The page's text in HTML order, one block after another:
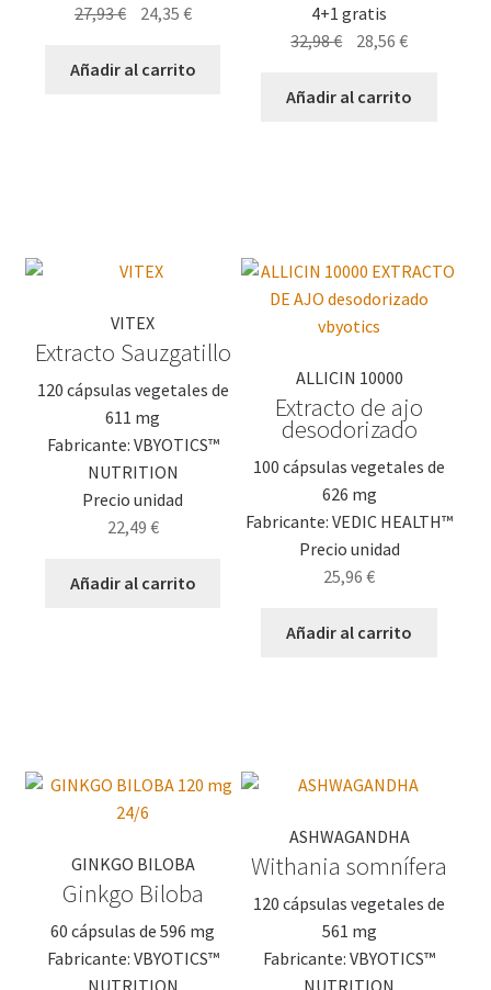
27,93€ El
original
24,35 €El
actual
Añadir al carrito
4+1 gratis
32,98€ El
original
28,56€El
actual
Añadir al carrito
VITEX
Extracto Sauzgatillo
120 cápsulas vegetales de
611 mg
Fabricante: VBYOTICS™
NUTRITION
Precio unidad
22,49 €
Añadir al carrito
ALLICIN 10000
Extracto de ajo
desodorizado
100 cápsulas vegetales de
626 mg
Fabricante: VEDIC HEALTH™
Precio unidad
25,96€
Añadir al carrito
GINKGO BILOBA
Ginkgo Biloba
60 cápsulas de 596 mg
Fabricante: VBYOTICS™
NUTRITION
ASHWAGANDHA
Withania somnífera
120 cápsulas vegetales de
561 mg
Fabricante: VBYOTICS™
NUTRITION